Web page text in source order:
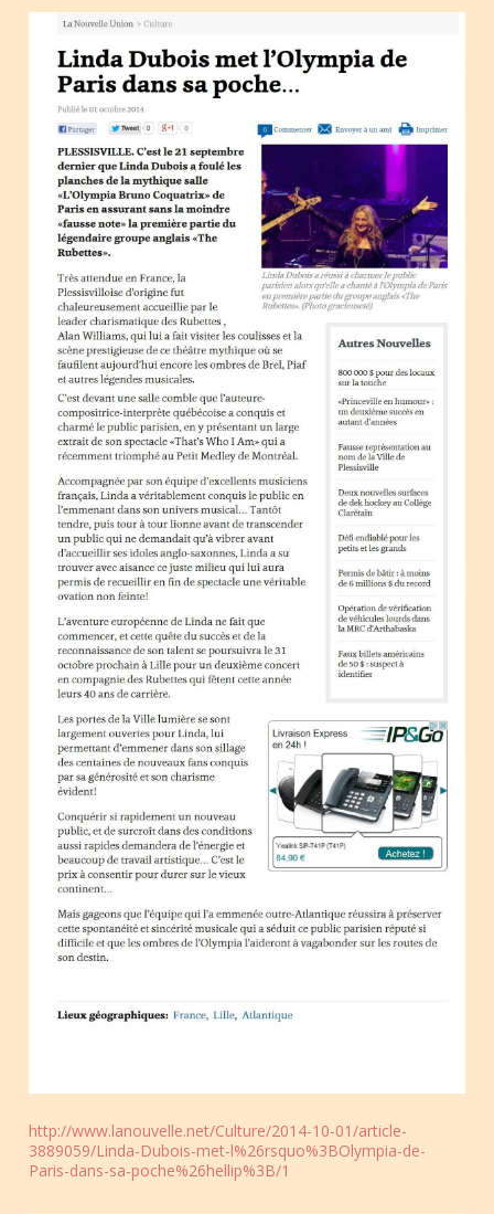
http://www.lanouvelle.net/Culture/2014-10-01/article-
3889059/Linda-Dubois-met-l%26rsquo%3BOlympia-de-
Paris-dans-sa-poche%26hellip%3B/1